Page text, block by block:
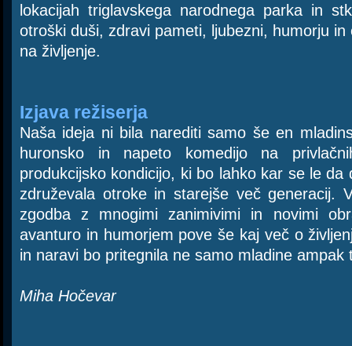
lokacijah triglavskega narodnega parka in
otroški duši, zdravi pameti, ljubezni, humorju
na življenje.
Izjava režiserja
Naša ideja ni bila narediti samo še en
huronsko in napeto komedijo na
produkcijsko kondicijo, ki bo lahko kar se le da
združevala otroke in starejše več generacij.
zgodba z mnogimi zanimivimi in novimi
avanturo in humorjem pove še kaj več o
in naravi bo pritegnila ne samo mladine ampak
Miha Hočevar